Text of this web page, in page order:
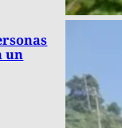
un